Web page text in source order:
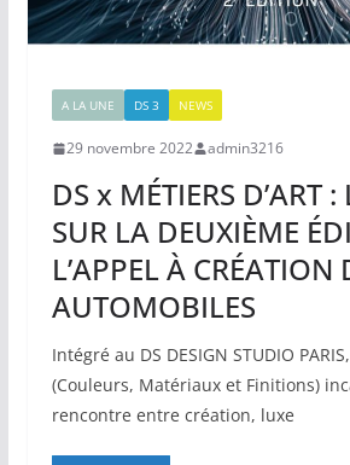
A LA UNE DS 3 NEWS
29 novembre 2022 admin3216
DS x MÉTIERS D’ART
SUR LA DEUXIÈME
L’APPEL À CRÉATION
AUTOMOBILES
Intégré au DS DESIGN STUDIO
(Couleurs, Matériaux et Finitions)
rencontre entre création, luxe